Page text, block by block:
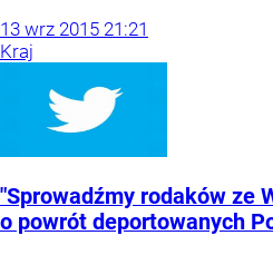
13 wrz 2015 21:21
Kraj
"Sprowadźmy rodaków ze
o powrót deportowanych